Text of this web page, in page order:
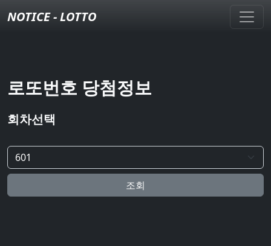
NOTICE - LOTTO
로또번호 당첨정보
회차선택
조회